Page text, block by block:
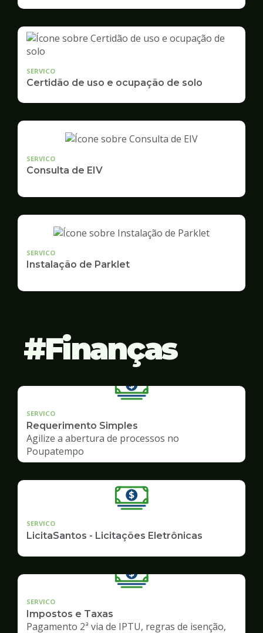
SERVICO
Certidão de uso e ocupação de solo
SERVICO
Consulta de EIV
SERVICO
Instalação de Parklet
Finanças
SERVICO
Requerimento Simples
Agilize a abertura de processos no
Poupatempo
SERVICO
LicitaSantos - Licitações Eletrônicas
SERVICO
Impostos e Taxas
Pagamento 2ª via de IPTU, regras de isenção,